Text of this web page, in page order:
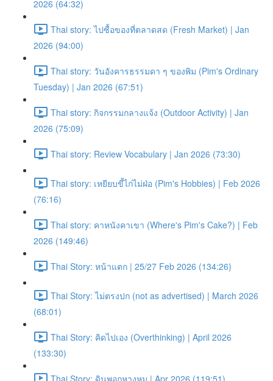
2026 (64:32)
Thai story: ไปซื้อของที่ตลาดสด (Fresh Market) | Jan
2026 (94:00)
Thai story: วันอังคารธรรมดา ๆ ของพิม (Pim's Ordinary
Tuesday) | Jan 2026 (67:51)
Thai story: กิจกรรมกลางแจ้ง (Outdoor Activity) | Jan
2026 (75:09)
Thai story: Review Vocabulary | Jan 2026 (73:30)
Thai story: เหยียบขี้ไก่ไม่ฝ่อ (Pim's Hobbies) | Feb 2026
(76:16)
Thai story: คาหนังคาเขา (Where's Pim's Cake?) | Feb
2026 (149:46)
Thai Story: หน้าแตก | 25/27 Feb 2026 (134:26)
Thai Story: ไม่ตรงปก (not as advertised) | March 2026
(68:01)
Thai Story: คิดไปเอง (Overthinking) | April 2026
(133:30)
Thai Story: ดินพอกหางหมู | Apr 2026 (119:51)